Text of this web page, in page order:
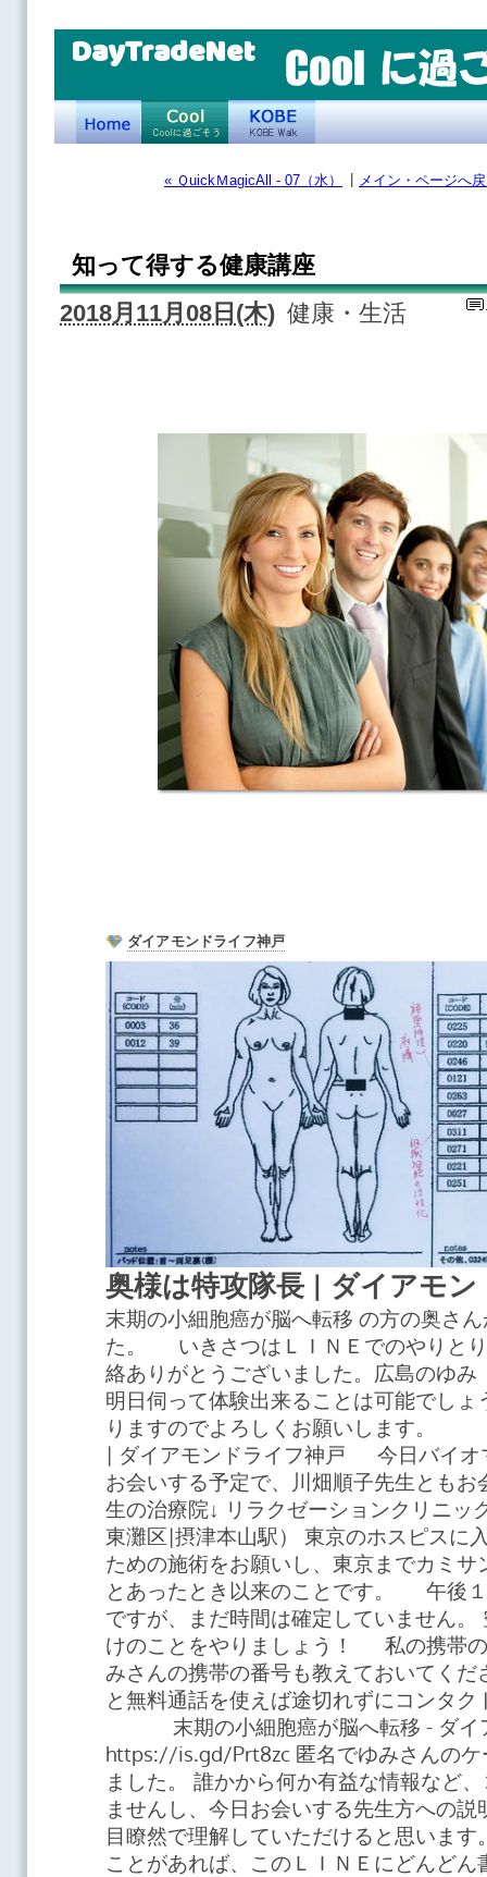
DayTradeNet
« ＱuickＭagicAll - 07（水） メイン・ページへ
知って得する健康講座
2018月11月08日(木) 健康・生活